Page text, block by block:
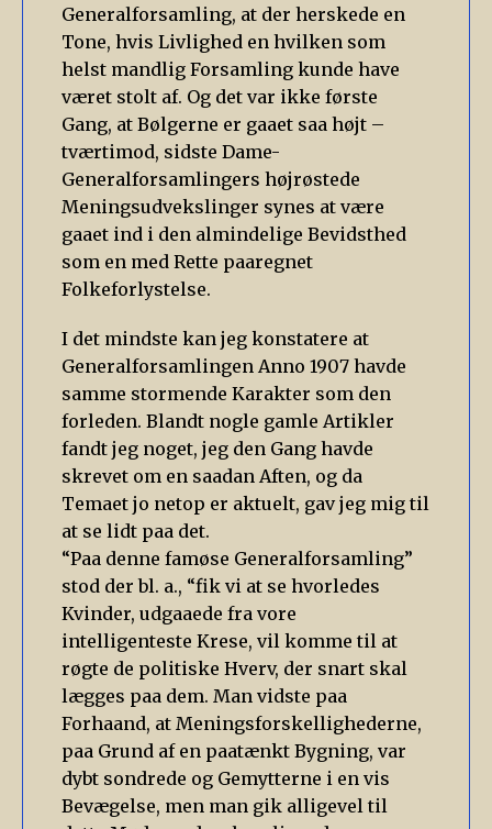
Generalforsamling, at der herskede en
Tone, hvis Livlighed en hvilken som
helst mandlig Forsamling kunde have
været stolt af. Og det var ikke første
Gang, at Bølgerne er gaaet saa højt –
tværtimod, sidste Dame-
Generalforsamlingers højrøstede
Meningsudvekslinger synes at være
gaaet ind i den almindelige Bevidsthed
som en med Rette paaregnet
Folkeforlystelse.
I det mindste kan jeg konstatere at
Generalforsamlingen Anno 1907 havde
samme stormende Karakter som den
forleden. Blandt nogle gamle Artikler
fandt jeg noget, jeg den Gang havde
skrevet om en saadan Aften, og da
Temaet jo netop er aktuelt, gav jeg mig til
at se lidt paa det.
“Paa denne famøse Generalforsamling”
stod der bl. a., “fik vi at se hvorledes
Kvinder, udgaaede fra vore
intelligenteste Krese, vil komme til at
røgte de politiske Hverv, der snart skal
lægges paa dem. Man vidste paa
Forhaand, at Meningsforskellighederne,
paa Grund af en paatænkt Bygning, var
dybt sondrede og Gemytterne i en vis
Bevægelse, men man gik alligevel til